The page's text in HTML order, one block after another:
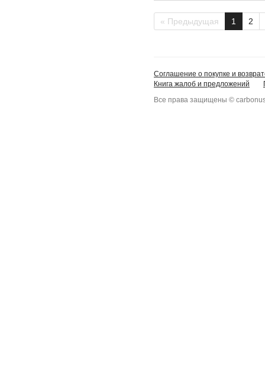
« Предыдущая 1 2
Соглашение о покупке и
Книга жалоб и предложений
Все права защищены ©